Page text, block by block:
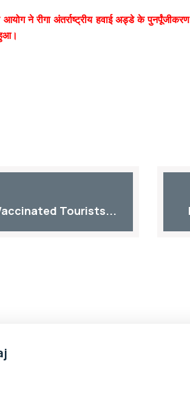
ने रीगा अंतर्राष्ट्रीय हवाई अड्डे के
Tourists...